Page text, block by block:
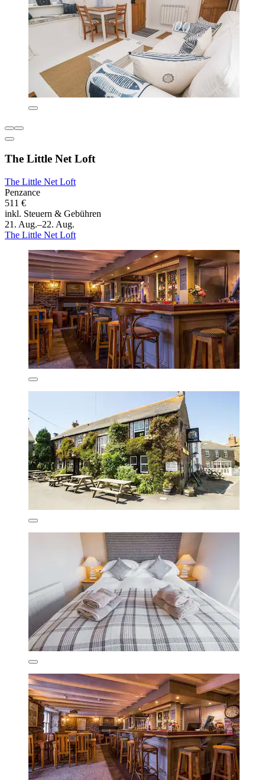
The Little Net Loft
The Little Net Loft
Penzance
511 €
inkl. Steuern & Gebühren
21. Aug.–22. Aug.
The Little Net Loft